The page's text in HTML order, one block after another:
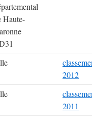
Haute-
2012
2011